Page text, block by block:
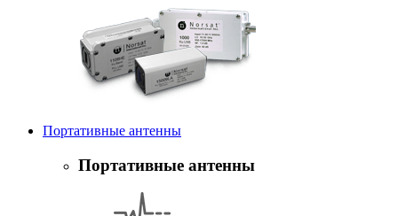
Портативные антенны
Портативные антенны